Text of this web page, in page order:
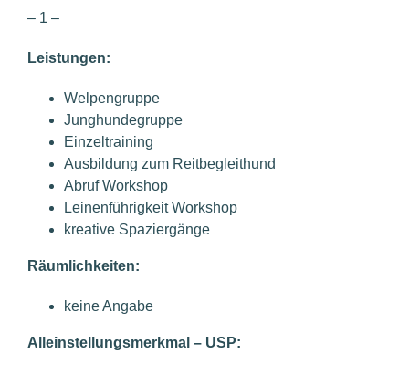
– 1 –
Leistungen:
Welpengruppe
Junghundegruppe
Einzeltraining
Ausbildung zum Reitbegleithund
Abruf Workshop
Leinenführigkeit Workshop
kreative Spaziergänge
Räumlichkeiten:
keine Angabe
Alleinstellungsmerkmal – USP: